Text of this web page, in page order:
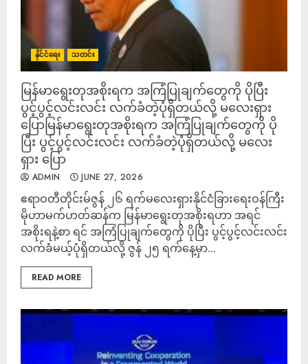
နိုင်ငံရေး သတင်း
မြန်မာရွေးတုအစိုးရက အကြံပြုချက်တွေကို ပိုပြီး
ပွင့်ပွင့်လင်းလင်း လက်ခံတဲ့ပုံရှိတယ်လို့ မလေးရှား
ပြောမြန်မာရွေးတုအစိုးရက အကြံပြုချက်တွေကို ပို
ပြီး ပွင့်ပွင့်လင်းလင်း လက်ခံတဲ့ပုံရှိတယ်လို့ မလေး
ရှား ပြော
ADMIN JUNE 27, 2026
ဧရာဝတီတိုင်းမ်ဇွန် ၂၆ ရက်မလေးရှားနိုင်ငံခြားရေးဝန်ကြီး
မိုဟာမက်ဟတ်ဆန်က မြန်မာရွေးတုအစိုးရဟာ အရင်
အစိုးရနဲ့စာ ရင် အကြံပြုချက်တွေကို ပိုပြီး ပွင့်ပွင့်လင်းလင်း
လက်ခံမယ့်ပုံရှိတယ်လို့ ဇွန် ၂၅ ရက်နေ့မှာ...
READ MORE